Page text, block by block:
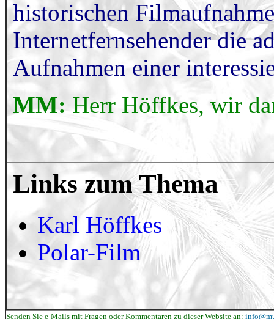
historischen
Internetfernsehender die
Aufnahmen einer
MM:Herr Höffkes, wir
Links zum Thema
Karl Höffkes
Polar-Film
Senden Sie e-Mails mit Fragen oder Kommentaren zu dieser Website an: